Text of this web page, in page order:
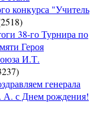
конкурса "Учитель
2518)
38-го Турнира по
Героя
И.Т.
)
генерала
А. с Днем рождения!